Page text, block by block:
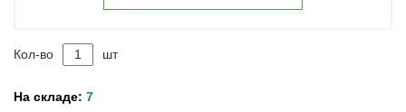
Кол-во шт
На складе: 7